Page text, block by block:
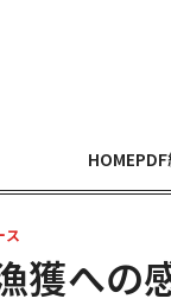
HOME
ス
獲への